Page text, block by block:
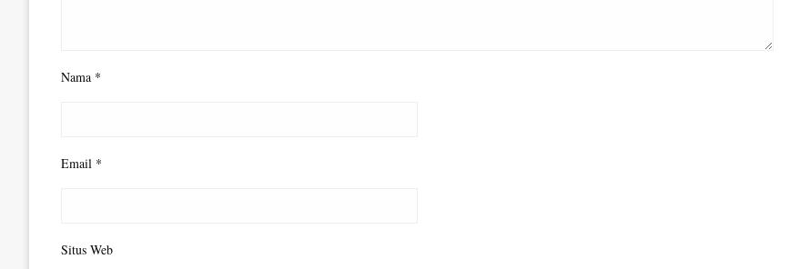
Nama *
Email *
Situs Web